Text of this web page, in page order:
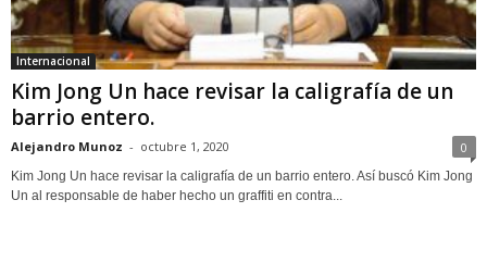
Internacional
Kim Jong Un hace revisar la caligrafía de un
barrio entero.
Alejandro Munoz - octubre 1, 2020 0
Kim Jong Un hace revisar la caligrafía de un barrio entero. Así buscó Kim Jong
Un al responsable de haber hecho un graffiti en contra...